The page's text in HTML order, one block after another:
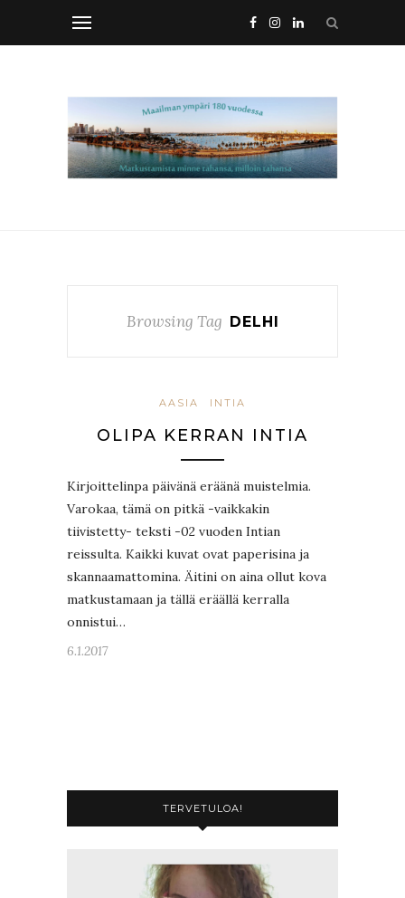
Browsing Tag DELHI
AASIA INTIA
OLIPA KERRAN INTIA
Kirjoittelinpa päivänä eräänä muistelmia.
Varokaa, tämä on pitkä -vaikkakin
tiivistetty- teksti -02 vuoden Intian
reissulta. Kaikki kuvat ovat paperisina ja
skannaamattomina. Äitini on aina ollut kova
matkustamaan ja tällä eräällä kerralla
onnistui…
6.1.2017
TERVETULOA!